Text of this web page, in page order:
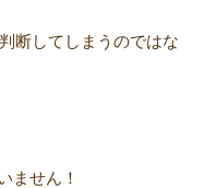
断してしまうのではな
ません！